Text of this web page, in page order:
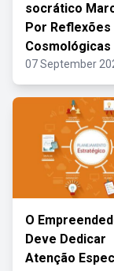
socrático
Por Reflexões
Cosmológicas
07 September
O
Deve Dedicar
Atenção